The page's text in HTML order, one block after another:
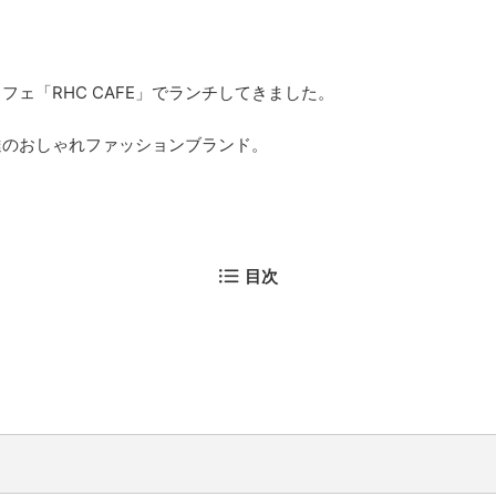
ェ「RHC CAFE」でランチしてきました。
おしゃれファッションブランド。
目次